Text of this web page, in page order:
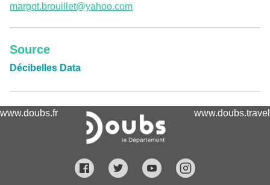
margot.brouillet@yahoo.com
Source
Décibelles Data
www.doubs.fr www.doubs.travel